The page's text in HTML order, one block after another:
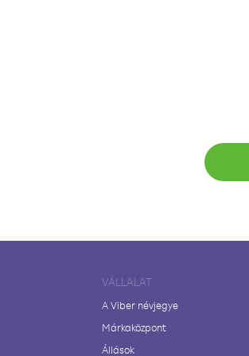
VÁLLALAT
A Viber névjegye
Márkaközpont
Állások